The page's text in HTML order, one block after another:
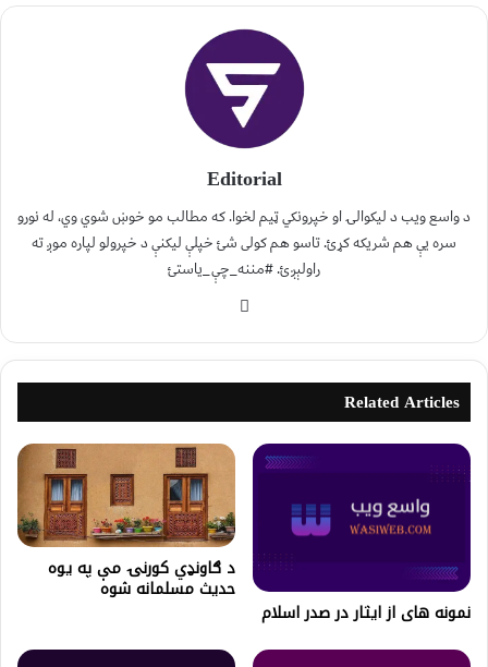
Editorial
د واسع ویب د لیکوالۍ او خپرونکي ټیم لخوا. که مطالب مو خوښ شوي وي، له نورو
سره یې هم شریکه کړئ. تاسو هم کولی شئ خپلې لیکنې د خپرولو لپاره موږ ته
راولېږئ. #مننه_چې_یاستئ
Related Articles
نمونه های از ایثار در صدر اسلام
د ګاونډي کورنۍ مې په يوه
حديث مسلمانه شوه